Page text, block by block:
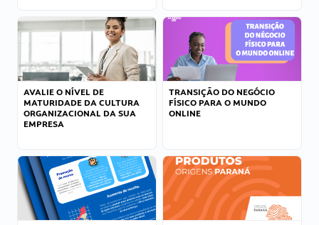
AVALIE O NÍVEL DE
MATURIDADE DA CULTURA
ORGANIZACIONAL DA SUA
EMPRESA
TRANSIÇÃO DO NEGÓCIO
FÍSICO PARA O MUNDO
ONLINE